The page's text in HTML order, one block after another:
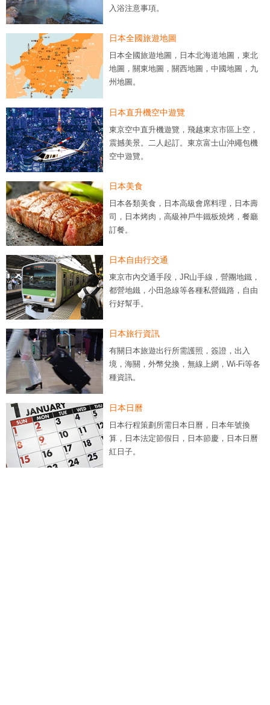
入浴注意事項。
日本全國旅遊地圖
日本全國旅遊地圖，日本北海道地圖，東北
地圖，關東地圖，關西地圖，中國地圖，九
州地圖。
日本直升機空中遊覽
東京空中直升機遊覽，飛越東京市區上空，
震撼美景。二人起訂。東京富士山沖繩包機
空中遊覽。
日本美食
日本各類美食，日本高級會席料理，日本壽
司，日本烤肉，高級神戶牛鐵板燒烤，餐廳
訂餐。
日本自由行交通
東京市內交通手段，JR山手線，營團地鐵，
都營地鐵，小田急線等各種私營鐵路，自由
行好幫手。
日本旅行資訊
有關日本旅遊出行所需護照，簽證，出入
境，海關，外幣兌換，無線上網，Wi-Fi等各
種資訊。
日本日曆
日本行程策劃所需日本日曆，日本年號換
算，日本法定節假日，日本節慶，日本日曆
紅日子。